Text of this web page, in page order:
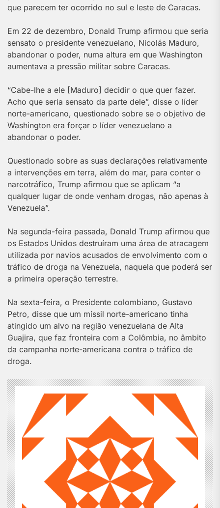
que parecem ter ocorrido no sul e leste de Caracas.
Em 22 de dezembro, Donald Trump afirmou que seria
sensato o presidente venezuelano, Nicolás Maduro,
abandonar o poder, numa altura em que Washington
aumentava a pressão militar sobre Caracas.
“Cabe-lhe a ele [Maduro] decidir o que quer fazer.
Acho que seria sensato da parte dele”, disse o líder
norte-americano, questionado sobre se o objetivo de
Washington era forçar o líder venezuelano a
abandonar o poder.
Questionado sobre as suas declarações relativamente
a intervenções em terra, além do mar, para conter o
narcotráfico, Trump afirmou que se aplicam “a
qualquer lugar de onde venham drogas, não apenas à
Venezuela”.
Na segunda-feira passada, Donald Trump afirmou que
os Estados Unidos destruíram uma área de atracagem
utilizada por navios acusados de envolvimento com o
tráfico de droga na Venezuela, naquela que poderá ser
a primeira operação terrestre.
Na sexta-feira, o Presidente colombiano, Gustavo
Petro, disse que um míssil norte-americano tinha
atingido um alvo na região venezuelana de Alta
Guajira, que faz fronteira com a Colômbia, no âmbito
da campanha norte-americana contra o tráfico de
droga.